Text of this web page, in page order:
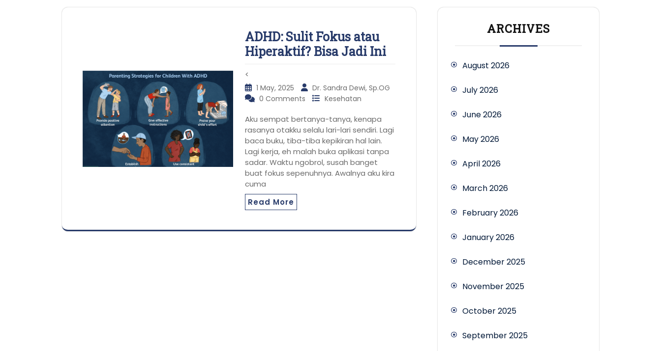
ADHD: Sulit Fokus atau
Hiperaktif? Bisa Jadi Ini
<
1 May, 2025
Dr. Sandra Dewi, Sp.OG
0 Comments
Kesehatan
Aku sempat bertanya-tanya, kenapa
rasanya otakku selalu lari-lari sendiri. Lagi
baca buku, tiba-tiba kepikiran hal lain.
Lagi kerja, eh malah buka aplikasi tanpa
sadar. Waktu ngobrol, susah banget
buat fokus sepenuhnya. Awalnya aku kira
cuma
Read More
ARCHIVES
August 2026
July 2026
June 2026
May 2026
April 2026
March 2026
February 2026
January 2026
December 2025
November 2025
October 2025
September 2025